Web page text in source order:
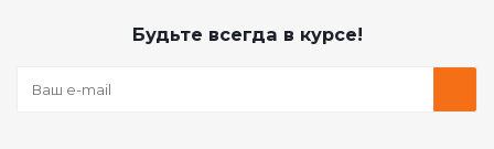
Будьте всегда в курсе!